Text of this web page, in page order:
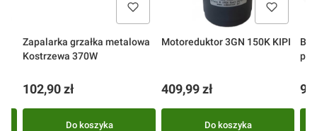
Zapalarka grzałka metalowa
Kostrzewa 370W
Cena
102,90 zł
Do koszyka
Motoreduktor 3GN 150K KIPI
Cena
409,99 zł
Do koszyka